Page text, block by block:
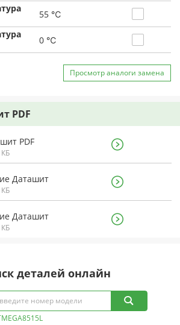
55 ℃
0 ℃
Просмотр аналоги замена
PDF
PDF
Даташит
Даташит
деталей онлайн